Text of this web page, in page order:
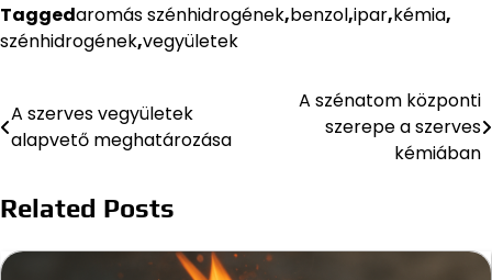
Taggedaromás szénhidrogének,benzol,ipar,kémia,
szénhidrogének,vegyületek
Bejegyzés
navigáció
A szerves vegyületek
alapvető meghatározása
A szénatom központi
szerepe a szerves
kémiában
Related Posts